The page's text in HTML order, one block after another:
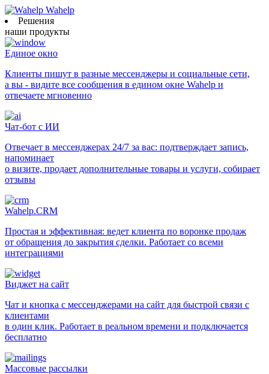
Wahelp
Решения
наши продукты
Единое окно
Клиенты пишут в разные мессенджеры и социальные сети,
а вы - видите все сообщения в едином окне Wahelp и
отвечаете мгновенно
Чат-бот с ИИ
Отвечает в мессенджерах 24/7 за вас: подтверждает запись,
напоминает
о визите, продает дополнительные товары и услуги, собирает
отзывы
Wahelp.CRM
Простая и эффективная: ведет клиента по воронке продаж
от обращения до закрытия сделки. Работает со всеми
интеграциями
Виджет на сайт
Чат и кнопка с мессенджерами на сайт для быстрой связи с
клиентами
в один клик. Работает в реальном времени и подключается
бесплатно
Массовые рассылки